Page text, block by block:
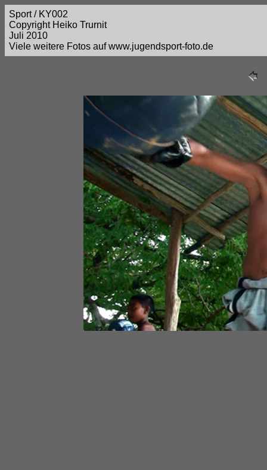
Sport / KY002
Copyright Heiko Trurnit
Juli 2010
Viele weitere Fotos auf www.jugendsport-foto.de